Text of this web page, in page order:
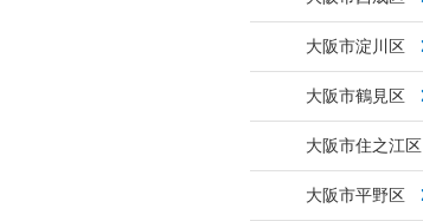
大阪市淀川区
大阪市鶴見区
大阪市住之江区
大阪市平野区